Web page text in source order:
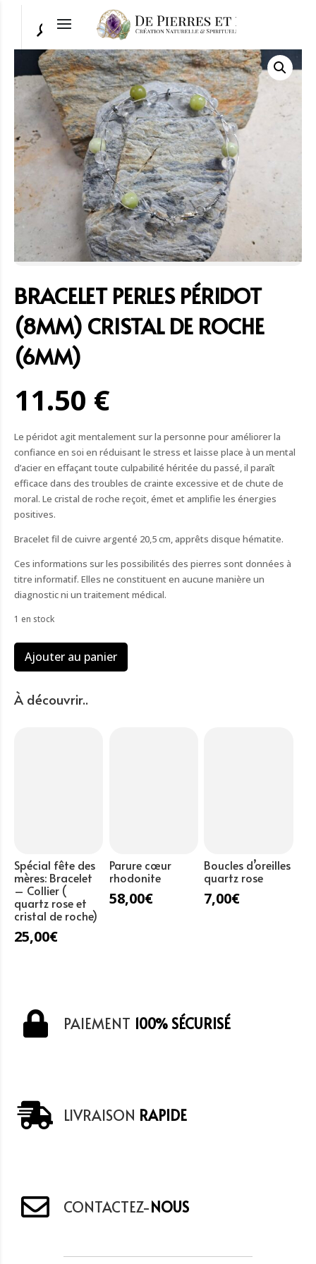
BRACELET PERLES PÉRIDOT
(8MM) CRISTAL DE ROCHE
(6MM)
11.50 €
Le péridot agit mentalement sur la personne pour améliorer la
confiance en soi en réduisant le stress et laisse place à un mental
d’acier en effaçant toute culpabilité héritée du passé, il paraît
efficace dans des troubles de crainte excessive et de chute de
moral. Le cristal de roche reçoit, émet et amplifie les énergies
positives.
Bracelet fil de cuivre argenté 20,5 cm, apprêts disque hématite.
Ces informations sur les possibilités des pierres sont données à
titre informatif. Elles ne constituent en aucune manière un
diagnostic ni un traitement médical.
1 en stock
quantité
perles
Ajouter au panier
À découvrir..
Spécial fête des
mères: Bracelet
– Collier (
quartz rose et
cristal de roche)
25,00€
Parure cœur
rhodonite
58,00€
Boucles d’oreilles
quartz rose
7,00€
PAIEMENT 100% SÉCURISÉ
LIVRAISON RAPIDE
CONTACTEZ-NOUS